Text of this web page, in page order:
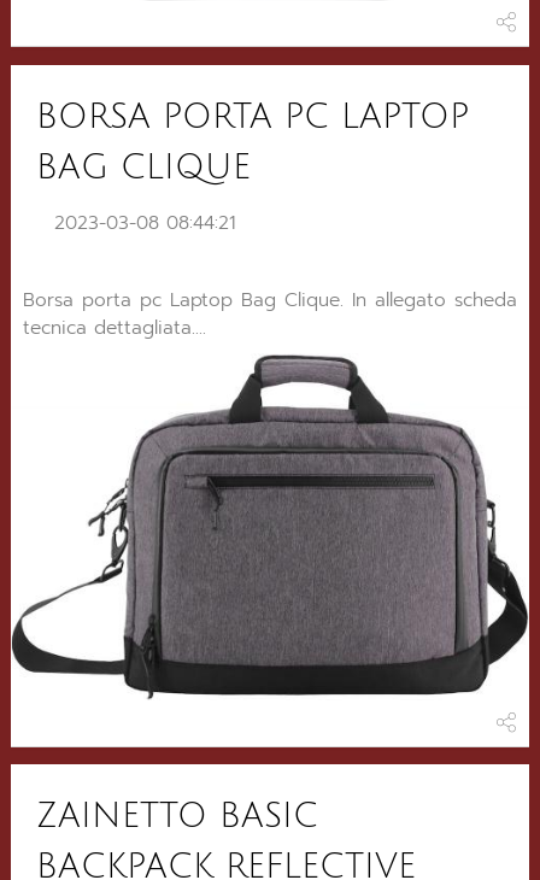
BORSA PORTA PC LAPTOP
BAG CLIQUE
2023-03-08 08:44:21
Borsa porta pc Laptop Bag Clique. In allegato scheda
tecnica dettagliata....
ZAINETTO BASIC
BACKPACK REFLECTIVE